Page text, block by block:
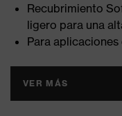
Recubrimiento
ligero para una
Para aplicaciones
VER MÁS